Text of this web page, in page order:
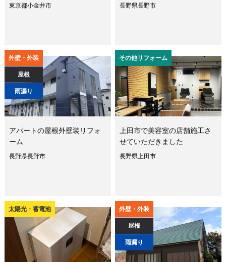
東京都小金井市 長野県長野市
外壁・外装
屋根
雨漏り
アパートの屋根外壁装リフォ
ーム
長野県長野市
その他リフォーム
上田市で美容室の店舗施工さ
せていただきました
長野県上田市
太陽光・蓄電池 外壁・外装
屋根
雨漏り